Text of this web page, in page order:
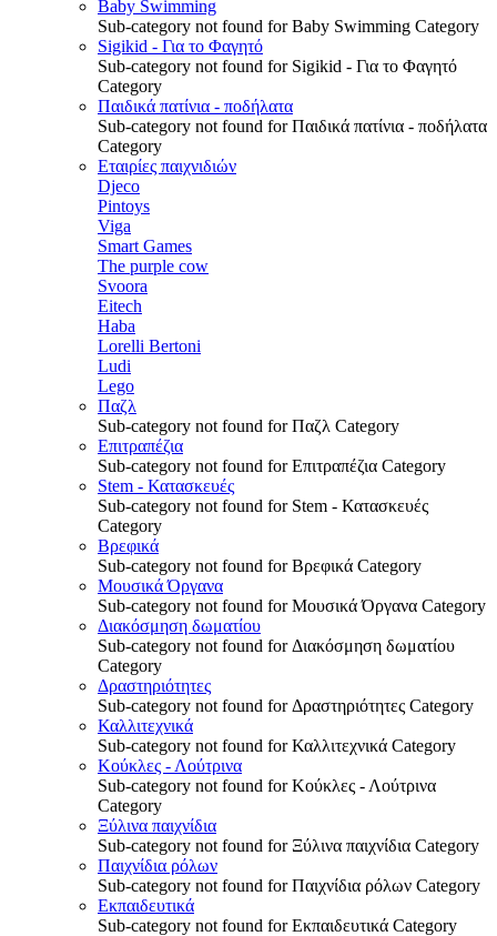
Baby Swimming
Sub-category not found for Baby Swimming Category
Sigikid - Για το Φαγητό
Sub-category not found for Sigikid - Για το Φαγητό
Category
Παιδικά πατίνια - ποδήλατα
Sub-category not found for Παιδικά πατίνια - ποδήλατα
Category
Εταιρίες παιχνιδιών
Djeco
Pintoys
Viga
Smart Games
The purple cow
Svoora
Eitech
Haba
Lorelli Bertoni
Ludi
Lego
Παζλ
Sub-category not found for Παζλ Category
Επιτραπέζια
Sub-category not found for Επιτραπέζια Category
Stem - Κατασκευές
Sub-category not found for Stem - Κατασκευές
Category
Βρεφικά
Sub-category not found for Βρεφικά Category
Μουσικά Όργανα
Sub-category not found for Μουσικά Όργανα Category
Διακόσμηση δωματίου
Sub-category not found for Διακόσμηση δωματίου
Category
Δραστηριότητες
Sub-category not found for Δραστηριότητες Category
Καλλιτεχνικά
Sub-category not found for Καλλιτεχνικά Category
Κούκλες - Λούτρινα
Sub-category not found for Κούκλες - Λούτρινα
Category
Ξύλινα παιχνίδια
Sub-category not found for Ξύλινα παιχνίδια Category
Παιχνίδια ρόλων
Sub-category not found for Παιχνίδια ρόλων Category
Εκπαιδευτικά
Sub-category not found for Εκπαιδευτικά Category